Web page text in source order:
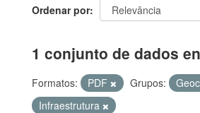
Ordenar por
1 conjunto de dados
Formatos: PDF Grupos:
Infraestrutura